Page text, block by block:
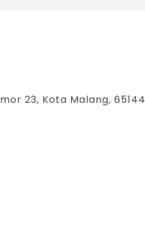
23, Kota Malang, 65144